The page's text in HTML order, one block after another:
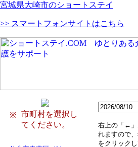
宮城県大崎市のショートステイ
>> スマートフォンサイトはこちら
※
市町村を選択し
てください。
右上の「←」
れますので
をクリック